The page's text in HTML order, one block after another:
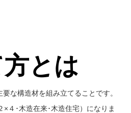
とは
な構造材を組み立てることです。
×４･木造在来･木造住宅）になりま